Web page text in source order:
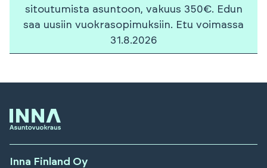
sitoutumista asuntoon, vakuus 350€. Edun
saa uusiin vuokrasopimuksiin. Etu voimassa
31.8.2026
Inna Finland Oy